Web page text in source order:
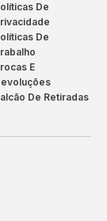
De
De
E
De Retiradas